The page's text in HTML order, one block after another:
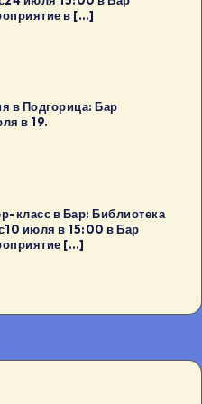
в […]
в Подгорица: Бар
в 19.
класс в Бар: Библиотека
июля в 15:00 в Бар
[…]